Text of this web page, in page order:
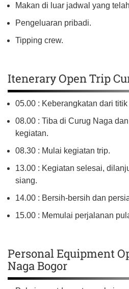
Makan di luar jadwal yang
Pengeluaran pribadi.
Tipping crew.
Itenerary Open Trip
05.00 : Keberangkatan dari
08.00 : Tiba di Curug Naga
kegiatan.
08.30 : Mulai kegiatan trip.
13.00 : Kegiatan selesai,
siang.
14.00 : Bersih-bersih dan
15.00 : Memulai perjalanan
Personal Equipment
Naga Bogor